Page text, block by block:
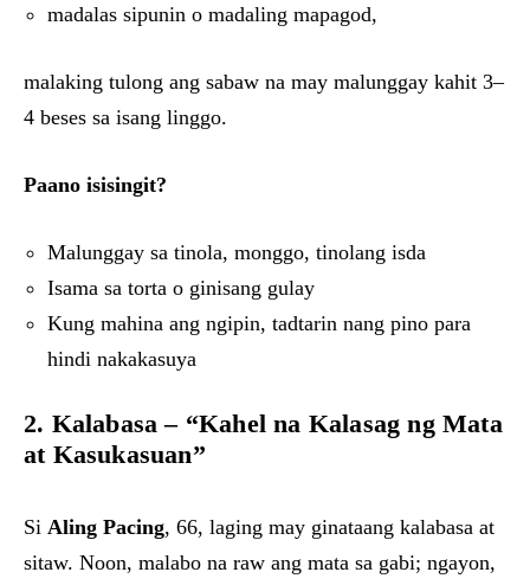
madalas sipunin o madaling mapagod,
malaking tulong ang sabaw na may malunggay kahit 3–
4 beses sa isang linggo.
Paano isisingit?
Malunggay sa tinola, monggo, tinolang isda
Isama sa torta o ginisang gulay
Kung mahina ang ngipin, tadtarin nang pino para
hindi nakakasuya
2. Kalabasa – “Kahel na Kalasag ng Mata
at Kasukasuan”
Si Aling Pacing, 66, laging may ginataang kalabasa at
sitaw. Noon, malabo na raw ang mata sa gabi; ngayon,